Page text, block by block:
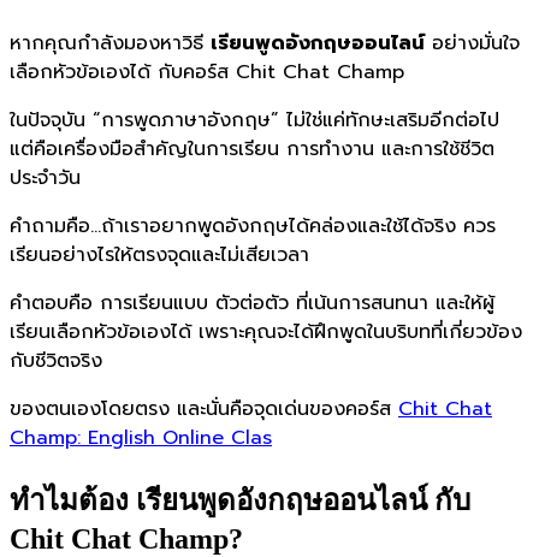
หากคุณกำลังมองหาวิธี เรียนพูดอังกฤษออนไลน์อย่างมั่นใจ
เลือกหัวข้อเองได้ กับคอร์ส Chit Chat Champ
ในปัจจุบัน “การพูดภาษาอังกฤษ” ไม่ใช่แค่ทักษะเสริมอีกต่อไป
แต่คือเครื่องมือสำคัญในการเรียน การทำงาน และการใช้ชีวิต
ประจำวัน
คำถามคือ…ถ้าเราอยากพูดอังกฤษได้คล่องและใช้ได้จริง ควร
เรียนอย่างไรให้ตรงจุดและไม่เสียเวลา
คำตอบคือ การเรียนแบบ ตัวต่อตัว ที่เน้นการสนทนา และให้ผู้
เรียนเลือกหัวข้อเองได้ เพราะคุณจะได้ฝึกพูดในบริบทที่เกี่ยวข้อง
กับชีวิตจริง
ของตนเองโดยตรง และนั่นคือจุดเด่นของคอร์ส Chit Chat
Champ: English Online Clas
ทำไมต้อง เรียนพูดอังกฤษออนไลน์ กับ
Chit Chat Champ?